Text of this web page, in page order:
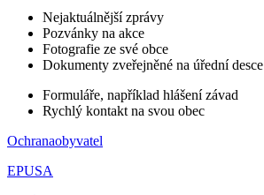
Nejaktuálnější zprávy
Pozvánky na akce
Fotografie ze své obce
Dokumenty zveřejněné na úřední desce
Formuláře, například hlášení závad
Rychlý kontakt na svou obec
Ochranaobyvatel
EPUSA